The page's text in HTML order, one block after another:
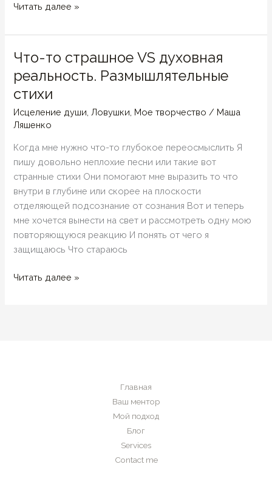
Девочки
розовые
странное
ощущение
Читать далее »
Что-то страшное VS духовная
реальность. Размышлятельные
стихи
Исцеление души,Ловушки, Мое творчество / Маша
Ляшенко
Когда мне нужно что-то глубокое переосмыслить Я
пишу довольно неплохие песни или такие вот
странные стихи Они помогают мне выразить то что
внутри в глубине или скорее на плоскости
отделяющей подсознание от сознания Вот и теперь
мне хочется вынести на свет и рассмотреть одну мою
повторяющуюся реакцию И понять от чего я
защищаюсь Что стараюсь
Что-
Читать далее »
Главная
Ваш ментор
Мой подход
Блог
Services
Contact me